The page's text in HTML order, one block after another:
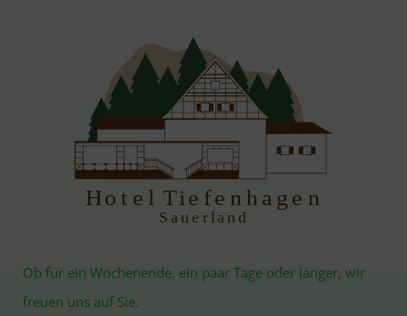
H otel Tiefenhagen
S auerland
Ob für ein Wochenende, ein paar Tage oder länger, wir
freuen uns auf Sie.